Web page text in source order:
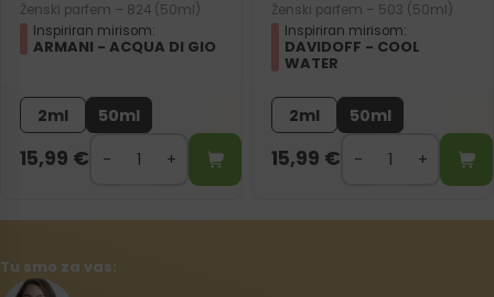
Ženski parfem – 824 (50ml)
Inspiriran mirisom:
ARMANI - ACQUA DI GIO
2ml 50ml
15,99 €
Ženski parfem – 503 (50ml)
Inspiriran mirisom:
DAVIDOFF - COOL
WATER
2ml 50ml
15,99 €
Tu smo za vas: